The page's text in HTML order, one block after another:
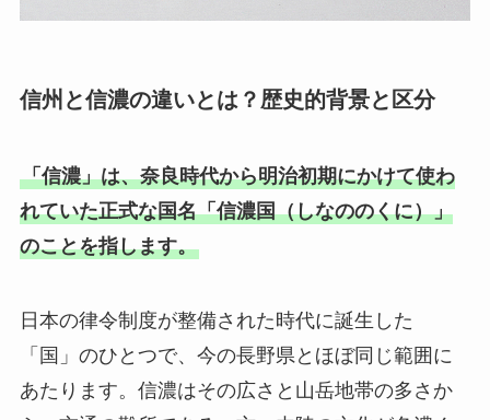
信州と信濃の違いとは？歴史的背景と区分
「信濃」は、奈良時代から明治初期にかけて使わ
れていた正式な国名「信濃国（しなののくに）」
のことを指します。
日本の律令制度が整備された時代に誕生した
「国」のひとつで、今の長野県とほぼ同じ範囲に
あたります。信濃はその広さと山岳地帯の多さか